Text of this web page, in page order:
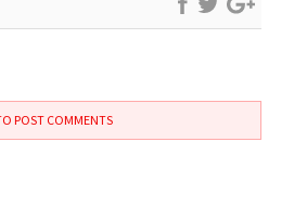
POST COMMENTS